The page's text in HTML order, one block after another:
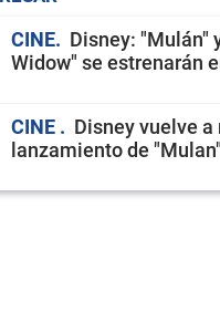
CINE
Disney: "Mulán"
Widow" se estrenarán
CINE
Disney vuelve a
lanzamiento de "Mulan"